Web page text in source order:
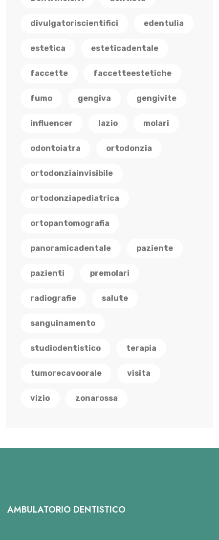
divulgatoriscientifici edentulia
estetica esteticadentale
faccette faccetteestetiche
fumo gengiva gengivite
influencer lazio molari
odontoiatra ortodonzia
ortodonziainvisibile
ortodonziapediatrica
ortopantomografia
panoramicadentale paziente
pazienti premolari
radiografie salute
sanguinamento
studiodentistico terapia
tumorecavoorale visita
vizio zonarossa
AMBULATORIO DENTISTICO